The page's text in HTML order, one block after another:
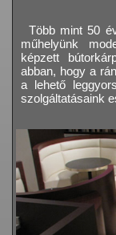
Több mint 50
műhelyünk
képzett
abban, hogy a
a lehető
szolgáltatásaink